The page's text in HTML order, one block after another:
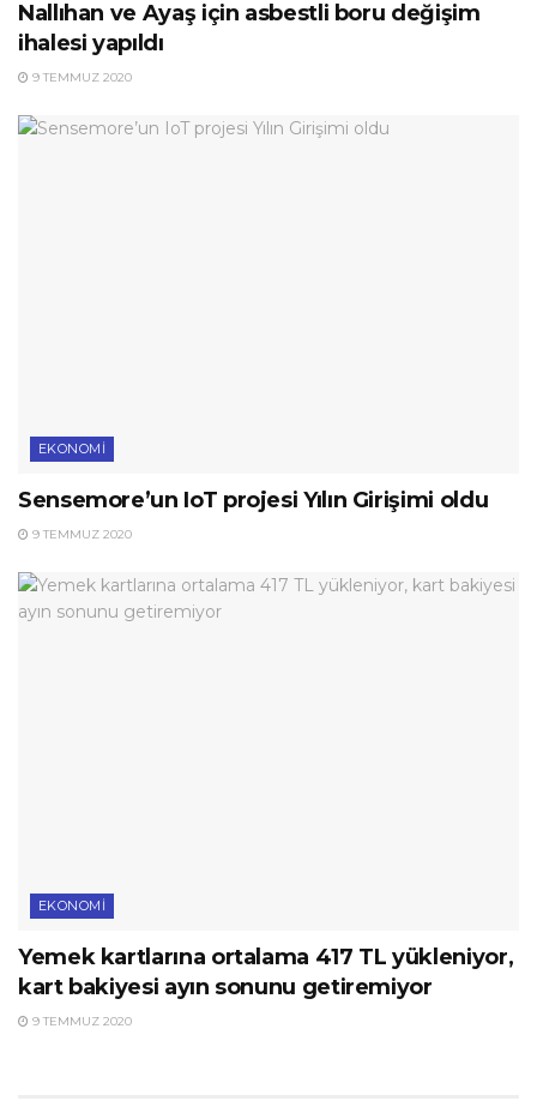
Nallıhan ve Ayaş için asbestli boru değişim
ihalesi yapıldı
9 TEMMUZ 2020
EKONOMI
Sensemore’un IoT projesi Yılın Girişimi oldu
9 TEMMUZ 2020
EKONOMI
Yemek kartlarına ortalama 417 TL yükleniyor,
kart bakiyesi ayın sonunu getiremiyor
9 TEMMUZ 2020